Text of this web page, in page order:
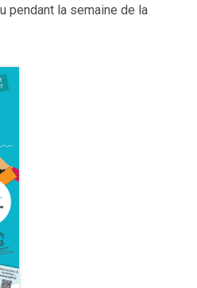
pendant la semaine de la